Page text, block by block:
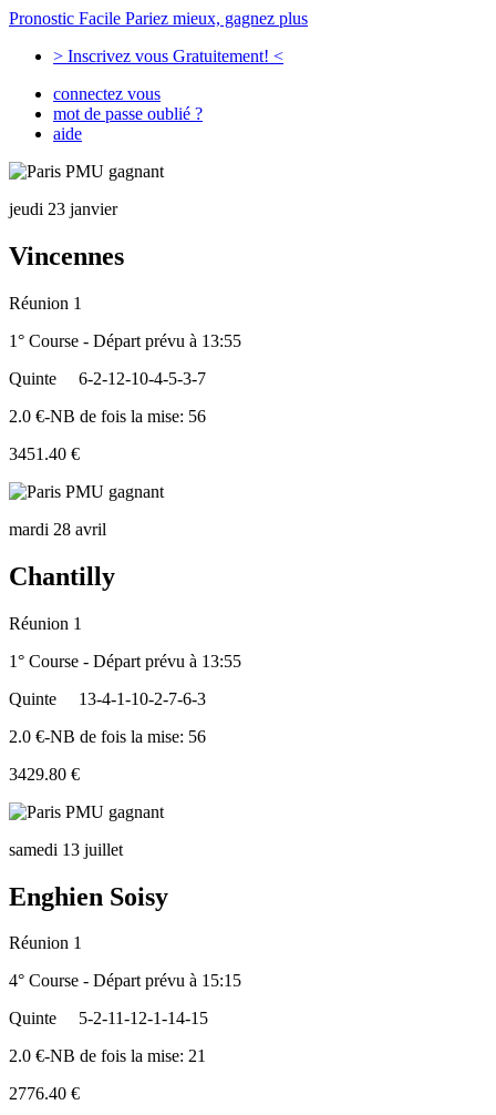
Pronostic Facile Pariez mieux, gagnez plus
> Inscrivez vous Gratuitement! <
connectez vous
mot de passe oublié ?
aide
jeudi 23 janvier
Vincennes
Réunion 1
1° Course - Départ prévu à 13:55
Quinte
6-2-12-10-4-5-3-7
2.0 €-NB de fois la mise: 56
3451.40 €
mardi 28 avril
Chantilly
Réunion 1
1° Course - Départ prévu à 13:55
Quinte
13-4-1-10-2-7-6-3
2.0 €-NB de fois la mise: 56
3429.80 €
samedi 13 juillet
Enghien Soisy
Réunion 1
4° Course - Départ prévu à 15:15
Quinte
5-2-11-12-1-14-15
2.0 €-NB de fois la mise: 21
2776.40 €